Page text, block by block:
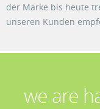
der Marke bis heute
unseren Kunden
we are